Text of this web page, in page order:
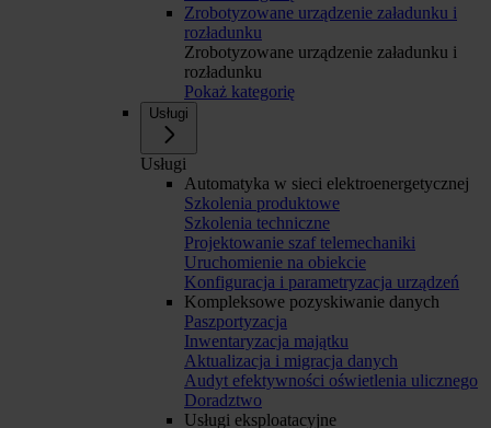
Zrobotyzowane urządzenie załadunku i
rozładunku
Zrobotyzowane urządzenie załadunku i
rozładunku
Pokaż kategorię
Usługi
Usługi
Automatyka w sieci elektroenergetycznej
Szkolenia produktowe
Szkolenia techniczne
Projektowanie szaf telemechaniki
Uruchomienie na obiekcie
Konfiguracja i parametryzacja urządzeń
Kompleksowe pozyskiwanie danych
Paszportyzacja
Inwentaryzacja majątku
Aktualizacja i migracja danych
Audyt efektywności oświetlenia ulicznego
Doradztwo
Usługi eksploatacyjne